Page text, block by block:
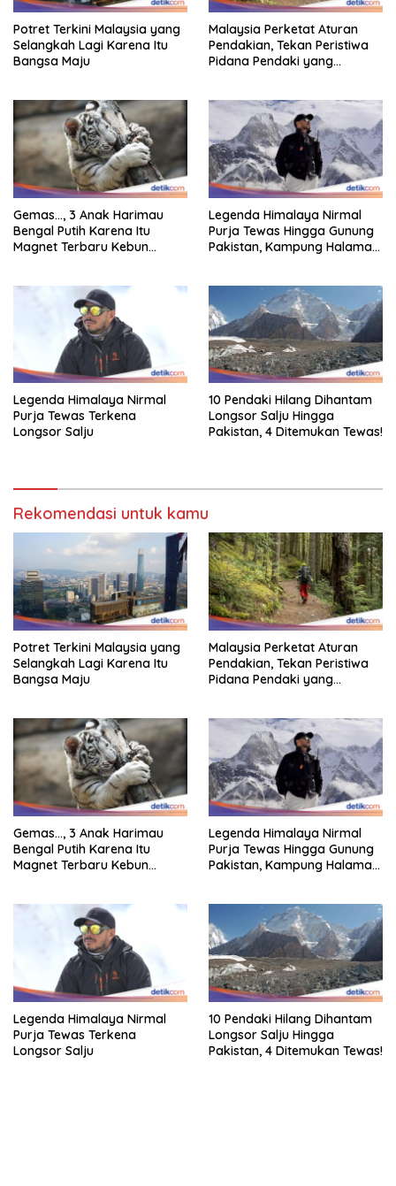
Potret Terkini Malaysia yang
Selangkah Lagi Karena Itu
Bangsa Maju
Malaysia Perketat Aturan
Pendakian, Tekan Peristiwa
Pidana Pendaki yang
Gemas…, 3 Anak Harimau
Bengal Putih Karena Itu
Magnet Terbaru Kebun
Legenda Himalaya Nirmal
Purja Tewas Hingga Gunung
Pakistan, Kampung Halaman
Legenda Himalaya Nirmal
Purja Tewas Terkena
Longsor Salju
10 Pendaki Hilang Dihantam
Longsor Salju Hingga
Pakistan, 4 Ditemukan Tewas!
Rekomendasi untuk kamu
Potret Terkini Malaysia yang
Selangkah Lagi Karena Itu
Bangsa Maju
Malaysia Perketat Aturan
Pendakian, Tekan Peristiwa
Pidana Pendaki yang
Gemas…, 3 Anak Harimau
Bengal Putih Karena Itu
Magnet Terbaru Kebun
Legenda Himalaya Nirmal
Purja Tewas Hingga Gunung
Pakistan, Kampung Halaman
Legenda Himalaya Nirmal
Purja Tewas Terkena
Longsor Salju
10 Pendaki Hilang Dihantam
Longsor Salju Hingga
Pakistan, 4 Ditemukan Tewas!